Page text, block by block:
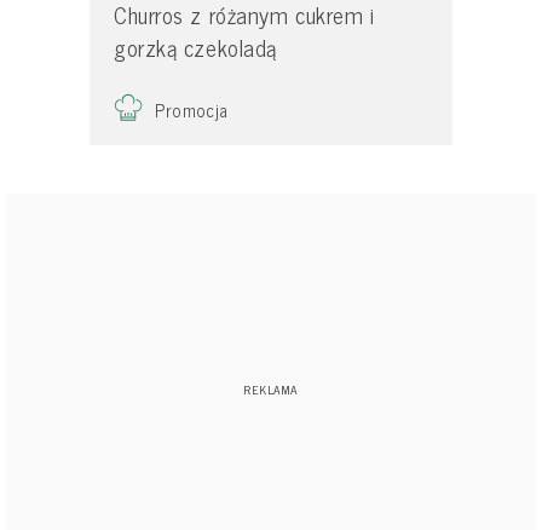
Churros z różanym cukrem i
gorzką czekoladą
Promocja